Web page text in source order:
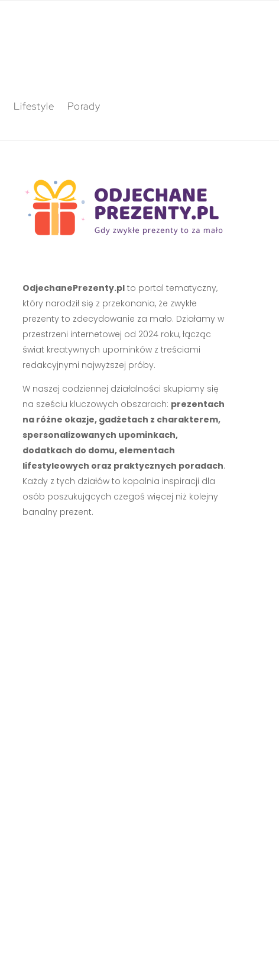
Lifestyle Porady
OdjechanePrezenty.plto portal tematyczny,
który narodził się z przekonania, że zwykłe
prezenty to zdecydowanie za mało. Działamy w
przestrzeni internetowej od 2024 roku, łącząc
świat kreatywnych upominków z treściami
redakcyjnymi najwyższej próby.
W naszej codziennej działalności skupiamy się
na sześciu kluczowych obszarach: prezentach
na różne okazje, gadżetach z charakterem,
spersonalizowanych upominkach,
dodatkach do domu, elementach
lifestyleowych oraz praktycznych poradach.
Każdy z tych działów to kopalnia inspiracji dla
osób poszukujących czegoś więcej niż kolejny
banalny prezent.